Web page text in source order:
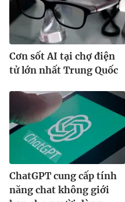
Cơn sốt AI tại chợ điện
tử lớn nhất Trung Quốc
ChatGPT cung cấp tính
năng chat không giới